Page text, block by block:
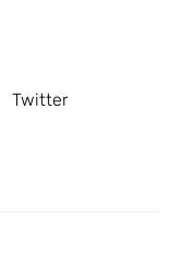
Twitter